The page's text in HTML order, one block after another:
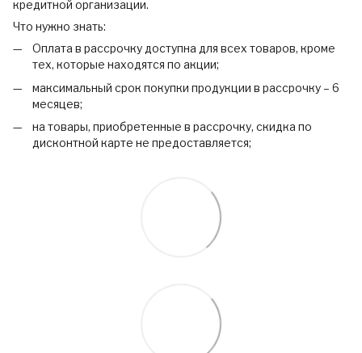
кредитной организации.
Что нужно знать:
Оплата в рассрочку доступна для всех товаров, кроме
тех, которые находятся по акции;
максимальный срок покупки продукции в рассрочку – 6
месяцев;
на товары, приобретенные в рассрочку, скидка по
дисконтной карте не предоставляется;